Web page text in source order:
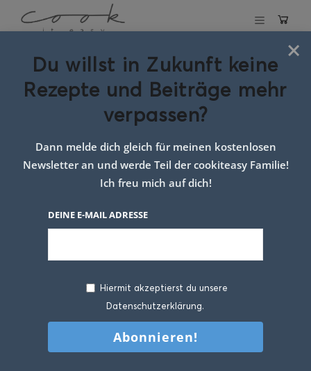
Kürbisweckerl
4. JANUAR 2024
Saftige Kürbisweckerl – im
Handumdrehen zubereitet
und perfekt Schule und
×
Du willst in Zukunft keine
Rezepte und Beiträge mehr
verpassen?
Dann melde dich gleich für meinen kostenlosen
Newsletter an und werde Teil der cookiteasy Familie!
Ich freu mich auf dich!
DEINE E-MAIL ADRESSE
Hiermit akzeptierst du unsere
Datenschutzerklärung.